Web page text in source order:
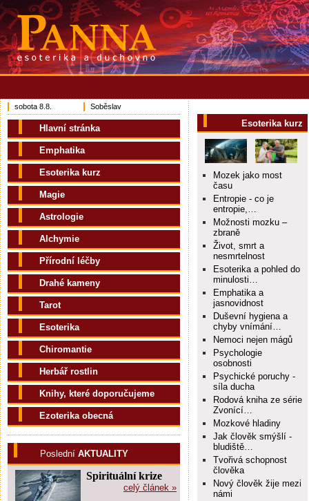
Esoterika kurz
Mozek jako most
času
Entropie - co je
entropie,…
Možnosti mozku –
zbraně
Život, smrt a
nesmrtelnost
Esoterika a pohled do
minulosti…
Emphatika a
jasnovidnost
Duševní hygiena a
chyby vnímání…
Nemoci nejen mágů
Psychologie
osobnosti
Psychické poruchy -
síla ducha
Rodová kniha ze série
Zvonící…
Mozkové hladiny
Jak člověk smýšlí -
bludiště…
Tvořivá schopnost
člověka
Nový člověk žije mezi
námi
sobota 8.8. Soběslav
Hlavní stránka
Emphatika
Esoterika kurz
Magie
Astrologie
Alchymie
Přírodní léčby
Drahé kameny
Tarot
Esoterika
Chiromantie
Herbář rostlin
Knihy, které doporučujeme
Ezoterika obecná
Poslední AKTUALITY
Spirituální krize
celý článek »